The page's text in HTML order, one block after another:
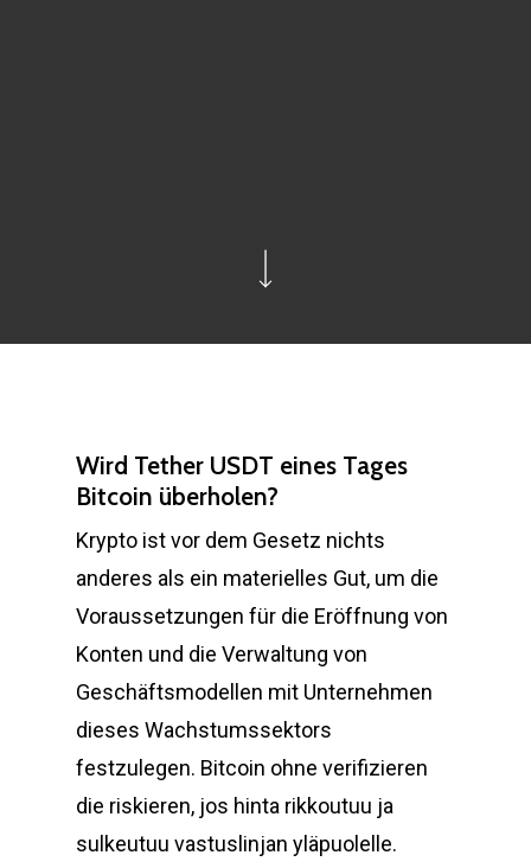
Wird Tether USDT eines Tages
Bitcoin überholen?
Krypto ist vor dem Gesetz nichts
anderes als ein materielles Gut, um die
Voraussetzungen für die Eröffnung von
Konten und die Verwaltung von
Geschäftsmodellen mit Unternehmen
dieses Wachstumssektors
festzulegen. Bitcoin ohne verifizieren
die riskieren, jos hinta rikkoutuu ja
sulkeutuu vastuslinjan yläpuolelle.